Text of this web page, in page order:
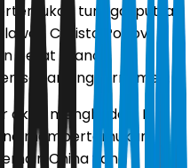
tunggal putra
Christo Popov.
berat Prancis
sepanjang turnamen.
akan menghadapi Li
mempertemukan
China yang